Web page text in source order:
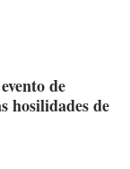
de
hosilidades de